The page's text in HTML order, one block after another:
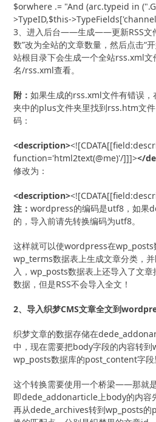
$orwhere .= "And (arc.typeid in
>TypeID,$this-
3、进入后台——生成——更新RSS文
数”改为全站的文章数量，然后点击“
站根目录下会生成一个全站rss.xml
名/rss.xml查看。
附：如果生成的rss.xml文件有错误
夹中的plus文件夹里找到rss.htm文
码：
<description>
function='html2text(@me)'/]]]></
修改为：
<description>
注：wordpress的编码是utf8，如果
的，导入前请先转换编码为utf8。
这样就可以使wordpress在wp_posts
wp_terms数据表上生成文章分类，
入，wp_posts数据表上还导入了文
数据，但是RSS不会导入全文！
2、导入织梦CMS文章全文到
织梦文章的数据存储在
中，现在需要把body字段的内容转
wp_posts数据库的post_content字段
这个转换需要使用一个桥梁——那就
即dede_addonarticle上body的内容
再从dede_archives转到wp_posts